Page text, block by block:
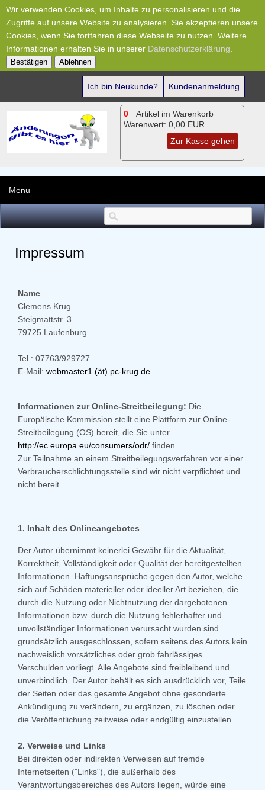
Wir verwenden Cookies, um Inhalte zu personalisieren und die
Zugriffe auf unsere Website zu analysieren. Sie akzeptieren unsere
Cookies, wenn Sie fortfahren diese Webseite zu nutzen. Weitere
Informationen erhalten Sie in unserer Datenschutzerklärung
Bestätigen Ablehnen
0
Artikel im Warenkorb
Warenwert: 0,00 EUR
Zur Kasse gehen
Kundenanmeldung
Ich bin Neukunde?
Menu
Impressum
Name
Clemens Krug
Steigmattstr. 3
79725 Laufenburg
Tel.: 07763/929727
E-Mail: webmaster1 (ät) pc-krug.de
Informationen zur Online-Streitbeilegung: Die
Europäische Kommission stellt eine Plattform zur Online-
Streitbeilegung (OS) bereit, die Sie unter
http://ec.europa.eu/consumers/odr/finden.
Zur Teilnahme an einem Streitbeilegungsverfahren vor einer
Verbraucherschlichtungsstelle sind wir nicht verpflichtet und
nicht bereit.
1. Inhalt des Onlineangebotes
Der Autor übernimmt keinerlei Gewähr für die Aktualität,
Korrektheit, Vollständigkeit oder Qualität der bereitgestellten
Informationen. Haftungsansprüche gegen den Autor, welche
sich auf Schäden materieller oder ideeller Art beziehen, die
durch die Nutzung oder Nichtnutzung der dargebotenen
Informationen bzw. durch die Nutzung fehlerhafter und
unvollständiger Informationen verursacht wurden sind
grundsätzlich ausgeschlossen, sofern seitens des Autors kein
nachweislich vorsätzliches oder grob fahrlässiges
Verschulden vorliegt. Alle Angebote sind freibleibend und
unverbindlich. Der Autor behält es sich ausdrücklich vor, Teile
der Seiten oder das gesamte Angebot ohne gesonderte
Ankündigung zu verändern, zu ergänzen, zu löschen oder
die Veröffentlichung zeitweise oder endgültig einzustellen.
2. Verweise und Links
Bei direkten oder indirekten Verweisen auf fremde
Internetseiten ("Links"), die außerhalb des
Verantwortungsbereiches des Autors liegen, würde eine